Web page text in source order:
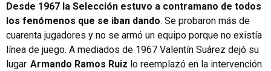
Desde 1967 la Selección estuvo a contramano de todos
los fenómenos que se iban dando. Se probaron más de
cuarenta jugadores y no se armó un equipo porque no existía
línea de juego. A mediados de 1967 Valentín Suárez dejó su
lugar. Armando Ramos Ruiz lo reemplazó en la intervención.